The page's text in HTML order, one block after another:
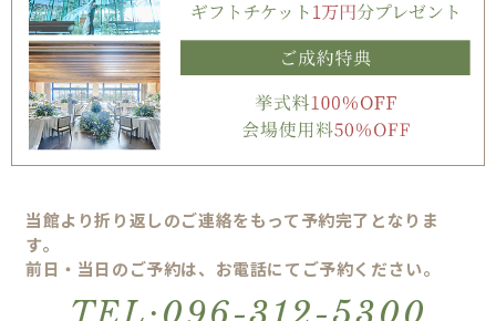
当館より折り返しのご連絡をもって予約完了となりま
す。
前日・当日のご予約は、お電話にてご予約ください。